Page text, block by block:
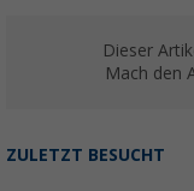
Dieser
Mach den
ZULETZT BESUCHT